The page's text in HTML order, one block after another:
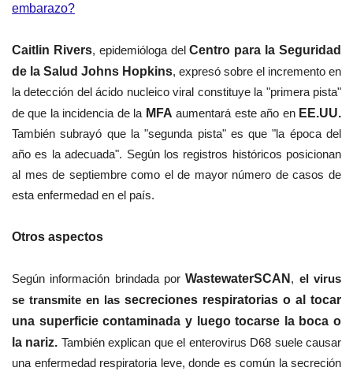
embarazo?
Caitlin Rivers, epidemióloga delCentro para la Seguridad
de la Salud Johns Hopkins, expresó sobre el incremento en
la detección del ácido nucleico viral constituye la "primera pista"
de que la incidencia de la MFA aumentará este año en EE.UU.
También subrayó que la "segunda pista" es que "la época del
año es la adecuada". Según los registros históricos posicionan
al mes de septiembre como el de mayor número de casos de
esta enfermedad en el país.
Otros aspectos
Según información brindada porWastewaterSCAN , el virus
se transmite en las secreciones respiratorias o al tocar
una superficie contaminada y luego tocarse la boca o
la nariz. También explican que el enterovirus D68 suele causar
una enfermedad respiratoria leve, donde es común la secreción